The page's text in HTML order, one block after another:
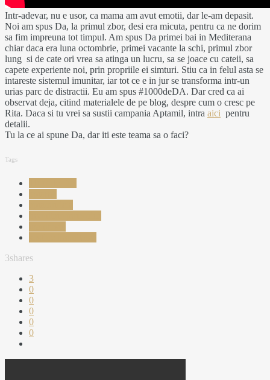
Intr-adevar, nu e usor, ca mama am avut emotii, dar le-am depasit.
Noi am spus Da, la primul zbor, desi era micuta, pentru ca ne dorim
sa fim impreuna tot timpul. Am spus Da primei bai in Mediterana
chiar daca era luna octombrie, primei vacante la schi, primul zbor
lung si de cate ori vrea sa atinga un lucru, sa se joace cu cateii, sa
capete experiente noi, prin propriile ei simturi. Stiu ca in felul asta se
intareste sistemul imunitar, iar tot ce e in jur se transforma intr-un
urias parc de distractii. Eu am spus #1000deDA. Dar cred ca ai
observat deja, citind materialele de pe blog, despre cum o cresc pe
Rita. Daca si tu vrei sa sustii campania Aptamil, intra aici pentru
detalii.
Tu la ce ai spune Da, dar iti este teama sa o faci?
Tags
3shares
3
0
0
0
0
0